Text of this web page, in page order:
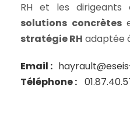
RH et les dirigeants
solutions concrètes
stratégie RH adaptée
Email :
Téléphone :